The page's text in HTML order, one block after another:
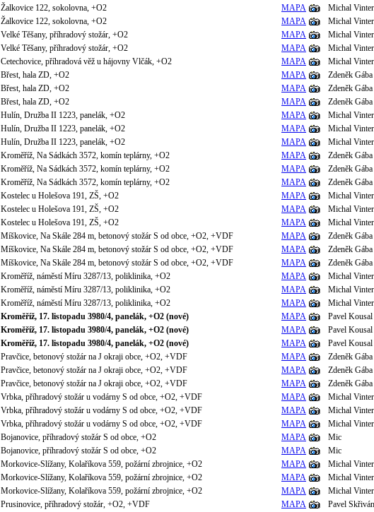
Žalkovice 122, sokolovna, +O2 MAPA
Michal Vinter
Žalkovice 122, sokolovna, +O2 MAPA
Michal Vinter
Velké Těšany, příhradový stožár, +O2 MAPA
Michal Vinter
Velké Těšany, příhradový stožár, +O2 MAPA
Michal Vinter
Cetechovice, příhradová věž u hájovny Vlčák, +O2 MAPA
Michal Vinter
Břest, hala ZD, +O2 MAPA
Zdeněk Gába
Břest, hala ZD, +O2 MAPA
Zdeněk Gába
Břest, hala ZD, +O2 MAPA
Zdeněk Gába
Hulín, Družba II 1223, panelák, +O2 MAPA
Michal Vinter
Hulín, Družba II 1223, panelák, +O2 MAPA
Michal Vinter
Hulín, Družba II 1223, panelák, +O2 MAPA
Michal Vinter
Kroměříž, Na Sádkách 3572, komín teplárny, +O2 MAPA
Zdeněk Gába
Kroměříž, Na Sádkách 3572, komín teplárny, +O2 MAPA
Zdeněk Gába
Kroměříž, Na Sádkách 3572, komín teplárny, +O2 MAPA
Zdeněk Gába
Kostelec u Holešova 191, ZŠ, +O2 MAPA
Michal Vinter
Kostelec u Holešova 191, ZŠ, +O2 MAPA
Michal Vinter
Kostelec u Holešova 191, ZŠ, +O2 MAPA
Michal Vinter
Míškovice, Na Skále 284 m, betonový stožár S od obce, +O2, +VDF MAPA
Zdeněk Gába
Míškovice, Na Skále 284 m, betonový stožár S od obce, +O2, +VDF MAPA
Zdeněk Gába
Míškovice, Na Skále 284 m, betonový stožár S od obce, +O2, +VDF MAPA
Zdeněk Gába
Kroměříž, náměstí Míru 3287/13, poliklinika, +O2 MAPA
Michal Vinter
Kroměříž, náměstí Míru 3287/13, poliklinika, +O2 MAPA
Michal Vinter
Kroměříž, náměstí Míru 3287/13, poliklinika, +O2 MAPA
Michal Vinter
Kroměříž, 17. listopadu 3980/4, panelák, +O2 (nové) MAPA
Pavel Kousal
Kroměříž, 17. listopadu 3980/4, panelák, +O2 (nové) MAPA
Pavel Kousal
Kroměříž, 17. listopadu 3980/4, panelák, +O2 (nové) MAPA
Pavel Kousal
Pravčice, betonový stožár na J okraji obce, +O2, +VDF MAPA
Zdeněk Gába
Pravčice, betonový stožár na J okraji obce, +O2, +VDF MAPA
Zdeněk Gába
Pravčice, betonový stožár na J okraji obce, +O2, +VDF MAPA
Zdeněk Gába
Vrbka, příhradový stožár u vodárny S od obce, +O2, +VDF MAPA
Michal Vinter
Vrbka, příhradový stožár u vodárny S od obce, +O2, +VDF MAPA
Michal Vinter
Vrbka, příhradový stožár u vodárny S od obce, +O2, +VDF MAPA
Michal Vinter
Bojanovice, příhradový stožár S od obce, +O2 MAPA
Mic
Bojanovice, příhradový stožár S od obce, +O2 MAPA
Mic
Morkovice-Slížany, Kolaříkova 559, požární zbrojnice, +O2 MAPA
Michal Vinter
Morkovice-Slížany, Kolaříkova 559, požární zbrojnice, +O2 MAPA
Michal Vinter
Morkovice-Slížany, Kolaříkova 559, požární zbrojnice, +O2 MAPA
Michal Vinter
Prusinovice, příhradový stožár, +O2, +VDF MAPA
Pavel